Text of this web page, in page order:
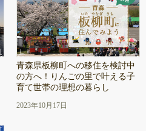
青森県板柳町への移住を検討中
の方へ！りんごの里で叶える子
育て世帯の理想の暮らし
2023年10月17日